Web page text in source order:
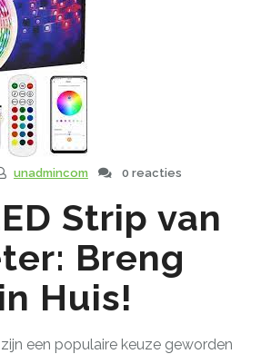
unadmincom 0 reacties
Strip van
Breng
Huis!
een populaire keuze geworden